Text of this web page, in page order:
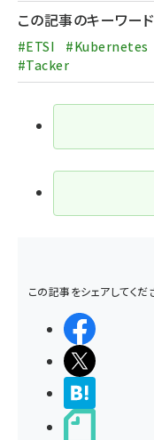
この記事のキーワード
#ETSI #Kubernetes
#Tacker
この記事をシェアしてくだ